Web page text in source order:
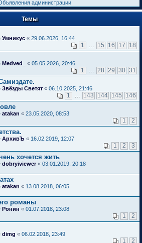
администрации
Темы
Умникус « 29.06.2026, 16:44
1 15 16 17 18
Medved_ « 05.05.2026, 20:46
1 28 29 30 31
Звёзды Светят « 06.10.2025, 21:46
1 143 144 145 146
atakan « 23.05.2020, 08:53
1 2
АрхивЪ « 16.02.2019, 12:07
1 2 3
хочется жить
dobryiviewer« 03.01.2019, 20:18
atakan « 13.08.2018, 06:05
романы
Ронин « 01.07.2018, 23:08
1 2
dimg « 06.02.2018, 23:49
1 2